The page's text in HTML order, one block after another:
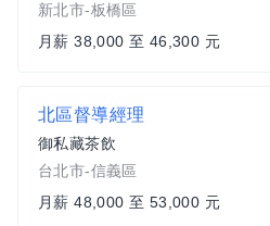
新北市-板橋區
月薪 38,000 至 46,300 元
北區督導經理
御私藏茶飲
台北市-信義區
月薪 48,000 至 53,000 元